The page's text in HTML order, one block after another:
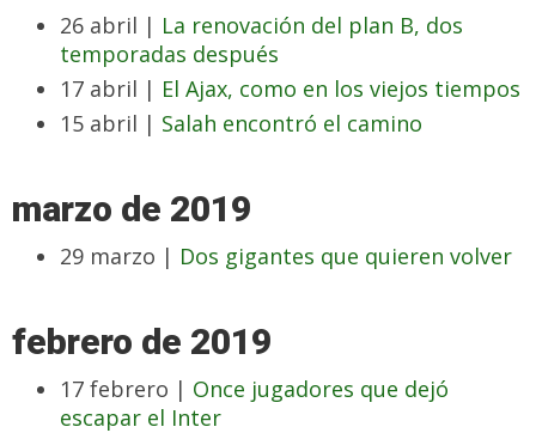
26 abril | La renovación del plan B, dos
temporadas después
17 abril | El Ajax, como en los viejos tiempos
15 abril | Salah encontró el camino
marzo de 2019
29 marzo | Dos gigantes que quieren volver
febrero de 2019
17 febrero | Once jugadores que dejó
escapar el Inter